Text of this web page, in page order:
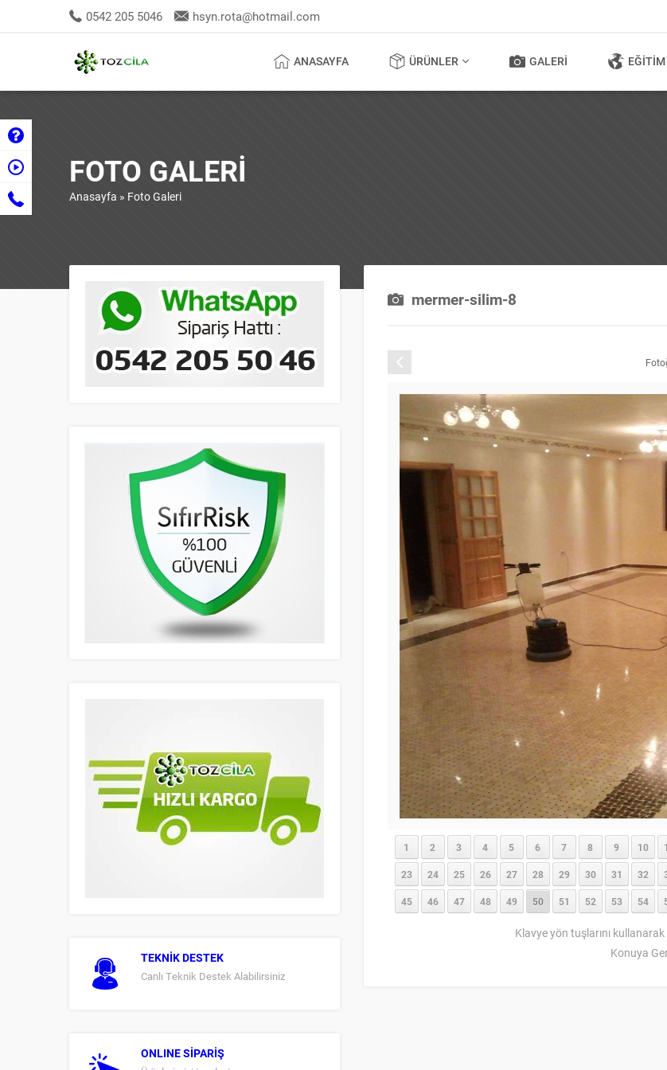
0542 205 5046 hsyn.rota@hotmail.com
ANASAYFA ÜRÜNLER GALERI EĞITIM
FOTO GALERI
Anasayfa » Foto Galeri
mermer-silim-8
1 2 3 4 5 6 7 8 9 10
23 24 25 26 27 28 29 30 31 32
45 46 47 48 49 50 51 52 53 54
Klavye yön tuşlarını
Konuya
TEKNİK DESTEK
Canlı Teknik Destek Alabilirsiniz
ONLINE SİPARİŞ